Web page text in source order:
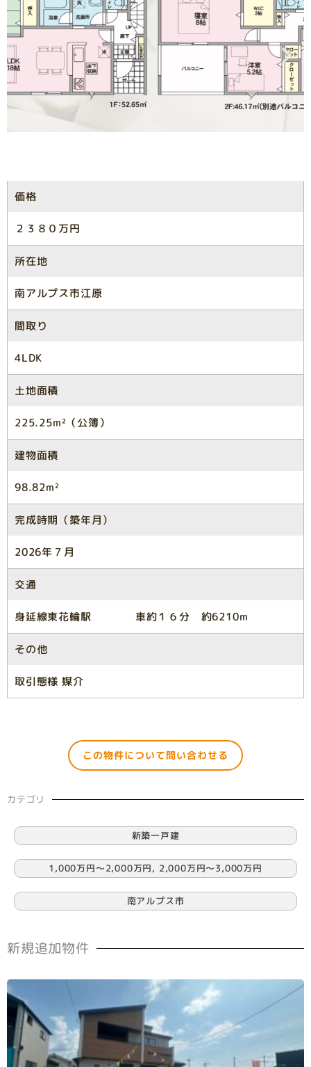
価格
２３８０万円
所在地
南アルプス市江原
間取り
4LDK
土地面積
225.25m²（公簿）
建物面積
98.82m²
完成時期（築年月）
2026年７月
交通
身延線東花輪駅 車約１６分 約6210m
その他
取引態様 媒介
この物件について問い合わせる
カテゴリ
新築一戸建
1,000万円〜2,000万円, 2,000万円〜3,000万円
南アルプス市
新規追加物件